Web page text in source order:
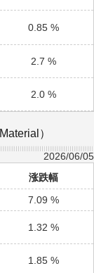
0.85 %
2.7 %
2.0 %
）
2026/06/05
涨跌幅
7.09 %
1.32 %
1.85 %